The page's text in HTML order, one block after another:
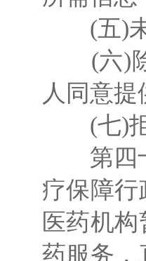
(五)未
(六)除
人同意
(七)拒
第四十
疗保障行
医药机
药服务，